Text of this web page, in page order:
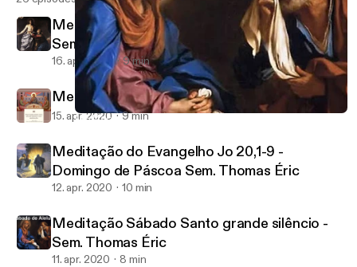
Meditação Sábado Santo grande silêncio - Sem. Thomas Éric
Meditação do Evangelho Lc 24,35-48 -
Sem. Thomas Éric
16. apr. 2020 9 min
Meditação Lc 24,13-35 - Sem. Thomas Éric
15. apr. 2020 9 min
Meditação do Evangelho Jo 20,1-9 -
Domingo de Páscoa Sem. Thomas Éric
12. apr. 2020 10 min
Meditação Sábado Santo grande silêncio -
Sem. Thomas Éric
11. apr. 2020 8 min